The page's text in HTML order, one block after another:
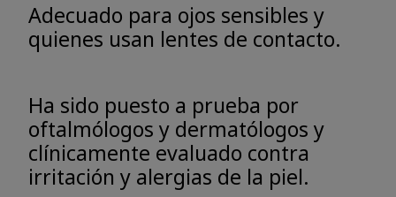
Adecuado para ojos sensibles y
quienes usan lentes de contacto.
Ha sido puesto a prueba por
oftalmólogos y dermatólogos y
clínicamente evaluado contra
irritación y alergias de la piel.